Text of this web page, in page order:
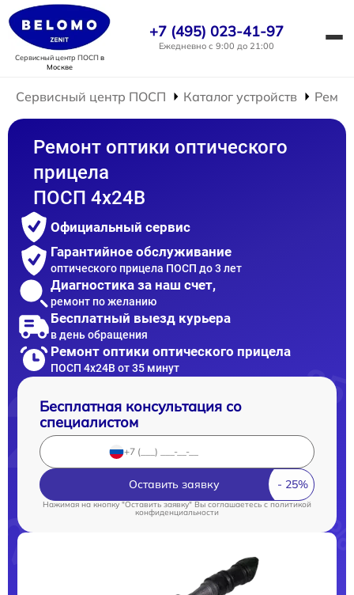
Сервисный центр ПОСПв
Москве
+7 (495) 023-41-97
Ежедневно с 9:00 до 21:00
Сервисный центр ПОСП Каталог устройств
Ремонт оптики оптического
прицела
ПОСП 4x24B
Официальный сервис
Гарантийное обслуживание
оптического прицела ПОСП до 3 лет
Диагностика за наш счет,
ремонт по желанию
Бесплатный выезд курьера
в день обращения
Ремонт оптики оптического прицела
ПОСП 4x24B от 35 минут
Бесплатная консультация со
специалистом
Оставить заявку
Нажимая на кнопку "Оставить заявку" Вы соглашаетесь cполитикой
конфиденциальности